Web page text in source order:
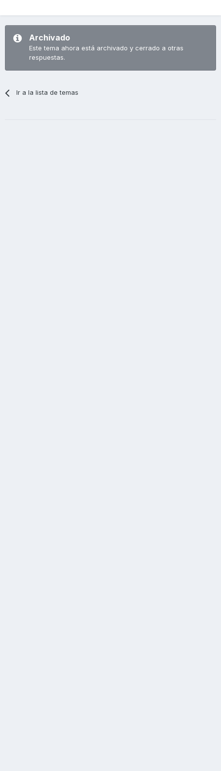
Archivado
Este tema ahora está archivado y cerrado a otras
respuestas.
Ir a la lista de temas